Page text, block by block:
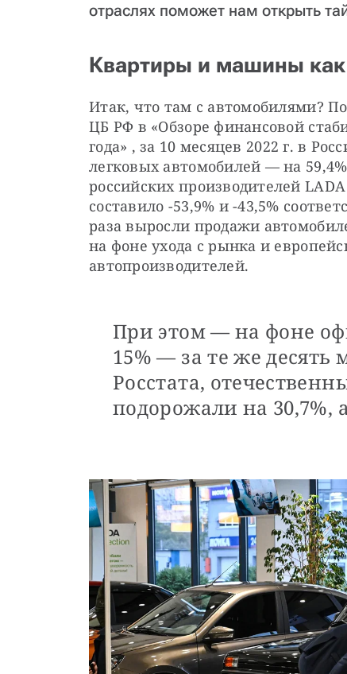
отраслях поможет нам открыть
Квартиры и машины
Итак, что там с автомобилями?
ЦБ РФ в «Обзоре финансовой
года» , за 10 месяцев 2022 г. в
легковых автомобилей — на
российских производителей
составило -53,9% и -43,5%
раза выросли продажи
на фоне ухода с рынка и
автопроизводителей.
При этом — на фоне
15% — за те же
Росстата,
подорожали на 30,7%,